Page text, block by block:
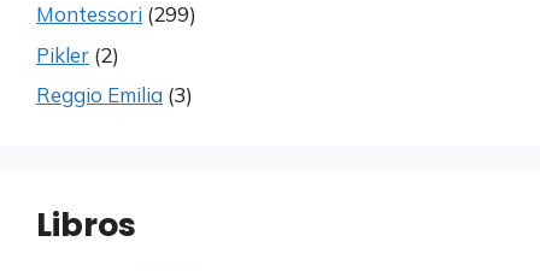
Montessori (299)
Pikler (2)
Reggio Emilia (3)
Libros